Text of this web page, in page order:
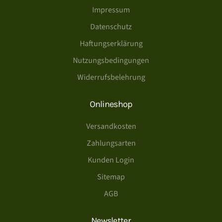
Impressum
Datenschutz
Haftungserklärung
Nutzungsbedingungen
Widerrufsbelehrung
Onlineshop
Versandkosten
Zahlungsarten
Kunden Login
Sitemap
AGB